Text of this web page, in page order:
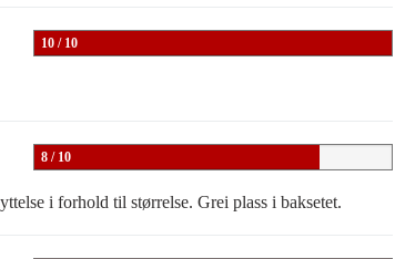
10 / 10
8 / 10
i forhold til størrelse. Grei plass i baksetet.